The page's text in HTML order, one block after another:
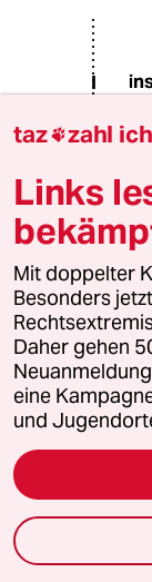
I
7G
taz zahl ich
Links
Mit doppelter
Besonders
Daher gehen
eine
und